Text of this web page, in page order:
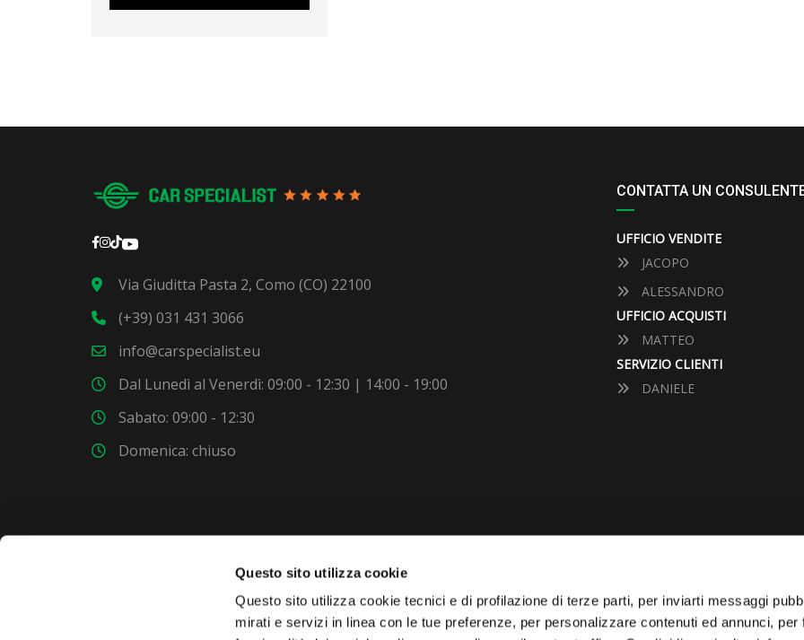
Questo sito utilizza cookie
Questo sito utilizza cookie tecnici e di profilazione di terze parti, per inviarti messaggi
mirati e servizi in linea con le tue preferenze, per personalizzare contenuti ed annunci, per
Via Giuditta Pasta 2, Como (CO) 22100
(+39) 031 431 3066
info@carspecialist.eu
Dal Lunedì al Venerdì: 09:00 - 12:30 | 14:00 - 19:00
Sabato: 09:00 - 12:30
Domenica: chiuso
CONTATTA UN
UFFICIO VENDITE
JACOPO
ALESSANDRO
UFFICIO ACQUISTI
MATTEO
SERVIZIO CLIENTI
DANIELE
Vai Al Garage